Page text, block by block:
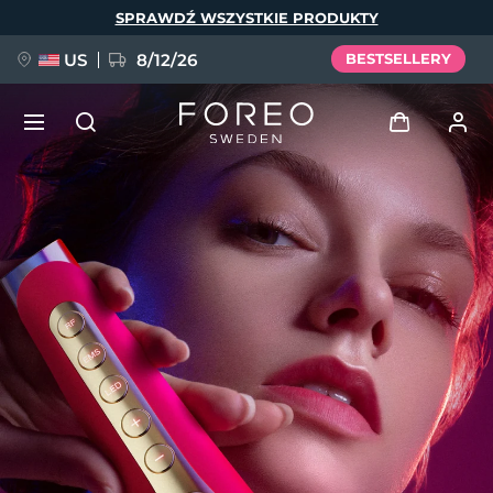
SPRAWDŹ WSZYSTKIE PRODUKTY
US 8/12/26 BESTSELLERY
Zaloguj
Profil użytkownika
Moje urządzenia
Moje zamówienia
Moje adresy
Moje subskrypcje
NOWOŚĆ
FAQ™ Pure Beauty-Tech Elixir
BREAKING NEWS
issa™ Teeth Whitening Set
Język
English Deutsch
Español
Français
Italiano
Português
Polski
Svenska
Русский
Türkçe
简体中文 繁體中文